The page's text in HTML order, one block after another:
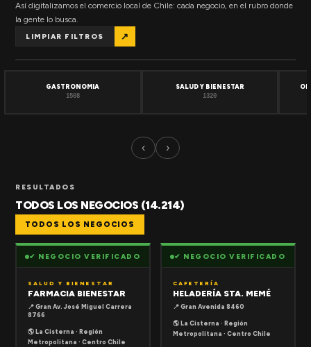
Así digitalizamos el comercio local de Chile: cada negocio, en el rubro donde
la gente lo busca.
LIMPIAR FILTROS ↗
GASTRONOMIA
1508
SALUD Y BIENESTAR
1320
‹ ›
RESULTADOS
TODOS LOS NEGOCIOS (14.214)
TODOS LOS NEGOCIOS
✔ NEGOCIO VERIFICADO
SALUD Y BIENESTAR
FARMACIA BIENESTAR
📍 Gran Av. José Miguel Carrera
8766
🌎 La Cisterna · Región
Metropolitana · Centro Chile
✔ NEGOCIO VERIFICADO
CAFETERÍA
HELADERÍA STA. MEMÉ
📍 Gran Avenida 8460
🌎 La Cisterna · Región
Metropolitana · Centro Chile